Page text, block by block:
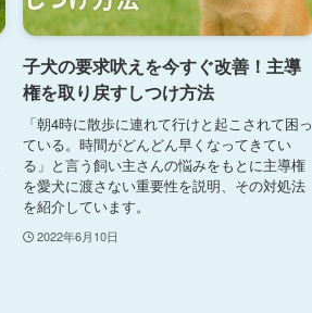
子犬の要求吠えを今すぐ改善！主導
権を取り戻すしつけ方法
「朝4時に散歩に連れて行けと起こされて困っ
ている。時間がどんどん早くなってきてい
る」と言う飼い主さんの悩みをもとに主導権
を愛犬に渡さない重要性を説明、その対処法
を紹介しています。
2022年6月10日